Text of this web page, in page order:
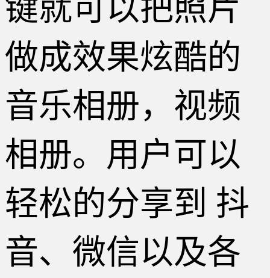
键就可以把照片
做成效果炫酷的
音乐相册，视频
相册。用户可以
轻松的分享到 抖
音、微信以及各